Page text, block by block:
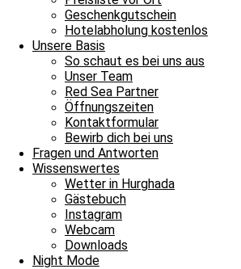
Geschenkgutschein
Hotelabholung kostenlos
Unsere Basis
So schaut es bei uns aus
Unser Team
Red Sea Partner
Öffnungszeiten
Kontaktformular
Bewirb dich bei uns
Fragen und Antworten
Wissenswertes
Wetter in Hurghada
Gästebuch
Instagram
Webcam
Downloads
Night Mode
Tägliche Tauchausfahrten
Eine schöne Wochenmitte mit
Bitte einmal aktualisieren, um den Inhalt
Weiterlesen »
22. April 2026Keine Kommentare
Tägliche Tauchausfahrten
Ostwind bescherte uns einen
Bitte einmal aktualisieren, um den Inhalt
Weiterlesen »
17. April 2026Keine Kommentare